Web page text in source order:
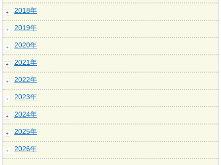
2018年
2019年
2020年
2021年
2022年
2023年
2024年
2025年
2026年